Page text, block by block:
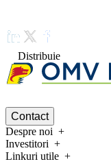
Distribuie
Contact
Despre noi
Investitori
Linkuri utile